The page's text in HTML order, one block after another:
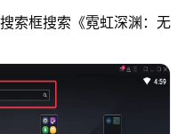
索框搜索《霓虹深渊：无